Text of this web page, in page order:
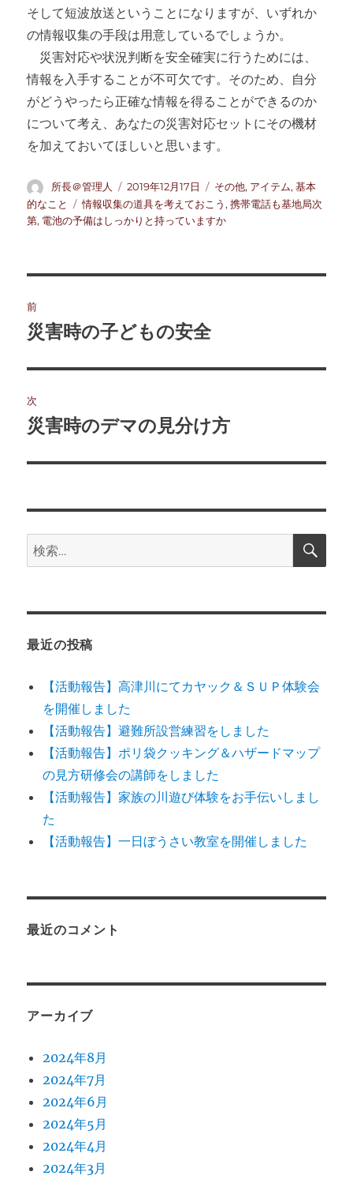
そして短波放送ということになりますが、いずれか
の情報収集の手段は用意しているでしょうか。
災害対応や状況判断を安全確実に行うためには、
情報を入手することが不可欠です。そのため、自分
がどうやったら正確な情報を得ることができるのか
について考え、あなたの災害対応セットにその機材
を加えておいてほしいと思います。
投
稿
者
所長＠管理人
投
稿
日:
2019年12月17日
カ
テ
ゴ
その他, アイテム,基本
的なこと
タ
グ
情報収集の道具を考えておこう ,携帯電話も基地局次
第, 電池の予備はしっかりと持っていますか
稿
ビ
ゲ
ー
ン
前
前
投
稿:
災害時の子どもの安全
次
次
投
災害時のデマの見分け方
検
索:
検
最近の投稿
【活動報告】高津川にてカヤック＆ＳＵＰ体験会
を開催しました
【活動報告】避難所設営練習をしました
【活動報告】ポリ袋クッキング＆ハザードマップ
の見方研修会の講師をしました
【活動報告】家族の川遊び体験をお手伝いしまし
た
【活動報告】一日ぼうさい教室を開催しました
最近のコメント
アーカイブ
2024年8月
2024年7月
2024年6月
2024年5月
2024年4月
2024年3月